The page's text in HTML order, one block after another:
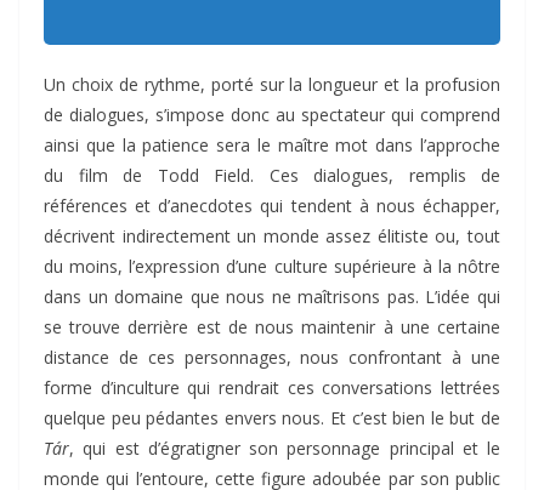
Un choix de rythme, porté sur la longueur et la profusion
de dialogues, s’impose donc au spectateur qui comprend
ainsi que la patience sera le maître mot dans l’approche
du film de Todd Field. Ces dialogues, remplis de
références et d’anecdotes qui tendent à nous échapper,
décrivent indirectement un monde assez élitiste ou, tout
du moins, l’expression d’une culture supérieure à la nôtre
dans un domaine que nous ne maîtrisons pas. L’idée qui
se trouve derrière est de nous maintenir à une certaine
distance de ces personnages, nous confrontant à une
forme d’inculture qui rendrait ces conversations lettrées
quelque peu pédantes envers nous. Et c’est bien le but de
Tár, qui est d’égratigner son personnage principal et le
monde qui l’entoure, cette figure adoubée par son public